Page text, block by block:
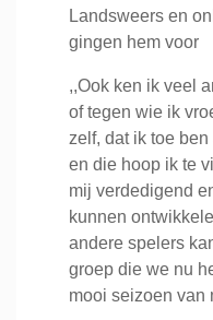
Landsweers en
gingen hem voor
,,Ook ken ik veel
of tegen wie ik
zelf, dat ik toe
en die hoop ik te
mij verdedigend
kunnen
andere spelers
groep die we nu
mooi seizoen van